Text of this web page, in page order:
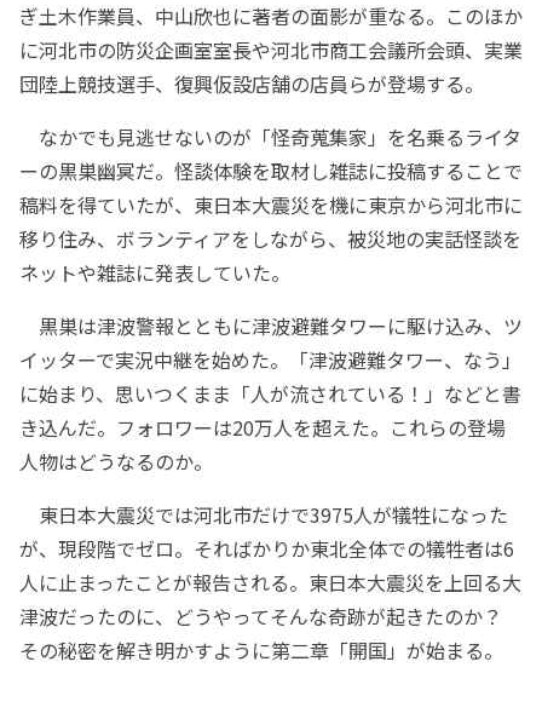
ぎ土木作業員、中山欣也に著者の面影が重なる。このほか
に河北市の防災企画室室長や河北市商工会議所会頭、実業
団陸上競技選手、復興仮設店舗の店員らが登場する。
なかでも見逃せないのが「怪奇蒐集家」を名乗るライタ
ーの黒巣幽冥だ。怪談体験を取材し雑誌に投稿することで
稿料を得ていたが、東日本大震災を機に東京から河北市に
移り住み、ボランティアをしながら、被災地の実話怪談を
ネットや雑誌に発表していた。
黒巣は津波警報とともに津波避難タワーに駆け込み、ツ
イッターで実況中継を始めた。「津波避難タワー、なう」
に始まり、思いつくまま「人が流されている！」などと書
き込んだ。フォロワーは20万人を超えた。これらの登場
人物はどうなるのか。
東日本大震災では河北市だけで3975人が犠牲になった
が、現段階でゼロ。そればかりか東北全体での犠牲者は6
人に止まったことが報告される。東日本大震災を上回る大
津波だったのに、どうやってそんな奇跡が起きたのか？
その秘密を解き明かすように第二章「開国」が始まる。